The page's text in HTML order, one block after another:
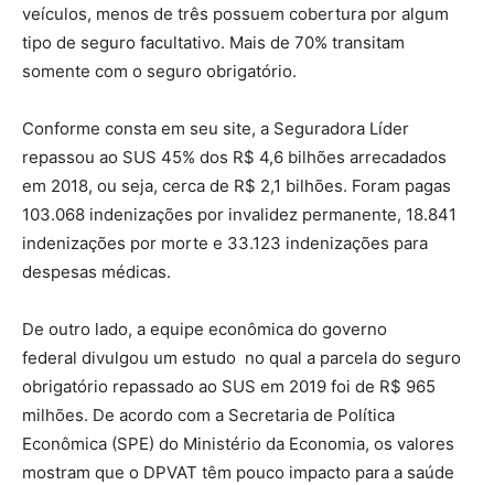
veículos, menos de três possuem cobertura por algum
tipo de seguro facultativo. Mais de 70% transitam
somente com o seguro obrigatório.
Conforme consta em seu site, a Seguradora Líder
repassou ao SUS 45% dos R$ 4,6 bilhões arrecadados
em 2018, ou seja, cerca de R$ 2,1 bilhões. Foram pagas
103.068 indenizações por invalidez permanente, 18.841
indenizações por morte e 33.123 indenizações para
despesas médicas.
De outro lado, a equipe econômica do governo
federal divulgou um estudo no qual a parcela do seguro
obrigatório repassado ao SUS em 2019 foi de R$ 965
milhões. De acordo com a Secretaria de Política
Econômica (SPE) do Ministério da Economia, os valores
mostram que o DPVAT têm pouco impacto para a saúde